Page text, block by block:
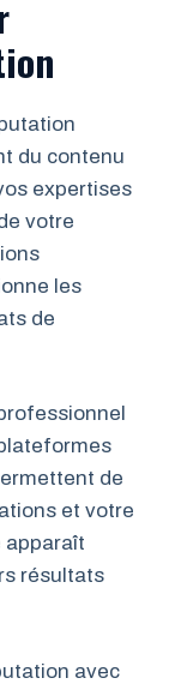
du contenu
expertises
votre
les
de
de
et votre
apparaît
résultats
avec